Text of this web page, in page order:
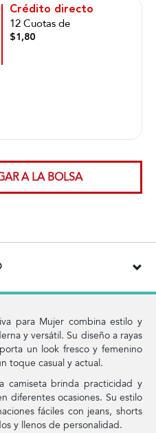
Crédito directo
12 Cuotas de
$1,80
A LA BOLSA
para Mujer combina estilo y
y versátil. Su diseño a rayas
un look fresco y femenino
toque casual y actual.
camiseta brinda practicidad y
diferentes ocasiones. Su estilo
fáciles con jeans, shorts
y llenos de personalidad.